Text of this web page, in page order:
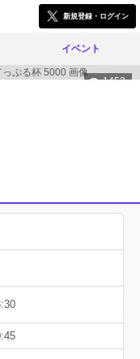
新規登録・ログイン
イベント
1453